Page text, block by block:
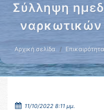
Σύλληψη
ναρκωτικών
Αρχική σελίδα Επικαιρότητα
11/10/2022 8:11 μμ.